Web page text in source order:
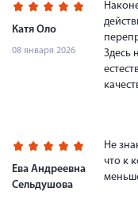
Катя Оло
08 января 2026
Здесь
Ева Андреевна
Сельдушова
Не
что к